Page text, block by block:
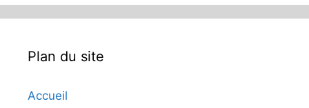
Plan du site
Accueil